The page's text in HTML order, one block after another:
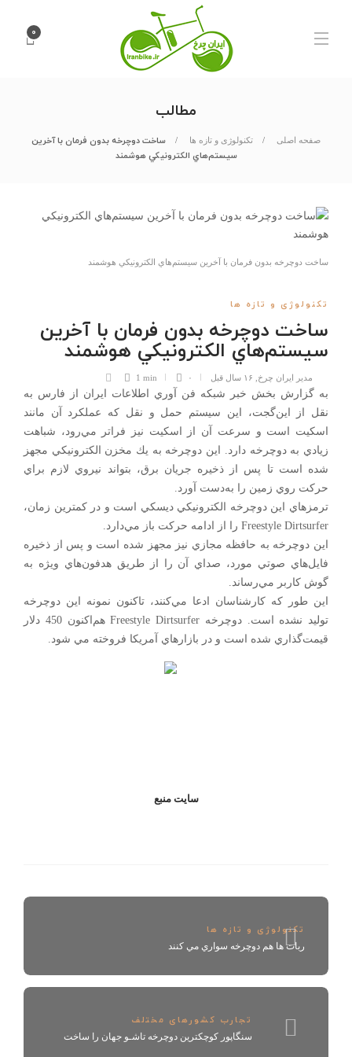
۰
مطالب
صفحه اصلی تکنولوژی و تازه ها
ساخت دوچرخه بدون فرمان با آخرين
سيستم‌هاي الكترونيكي هوشمند
ساخت دوچرخه بدون فرمان با آخرين سيستم‌هاي الكترونيكي هوشمند
تکنولوژی و تازه ها
ساخت دوچرخه بدون فرمان با آخرين
سيستم‌هاي الكترونيكي هوشمند
مدیر ایران چرخ ۱۶ سال قبل ۰ 1 min
به گزارش بخش خبر شبكه فن آوري اطلاعات ايران از فارس به
نقل از اين‌گجت، اين سيستم حمل و نقل كه عملكرد آن مانند
اسكيت است و سرعت آن از اسكيت نيز فراتر مي‌رود، شباهت
زيادي به دوچرخه دارد. اين دوچرخه به يك مخزن الكترونيكي مجهز
شده است تا پس از ذخيره جريان برق، بتواند نيروي لازم براي
حركت روي زمين را به‌دست آورد.
ترمزهاي اين دوچرخه الكترونيكي ديسكي است و در كمترين زمان،
Freestyle Dirtsurfer را از ادامه حركت باز مي‌دارد.
اين دوچرخه به حافظه مجازي نيز مجهز شده است و پس از ذخيره
فايل‌هاي صوتي مورد، صداي آن را از طريق هدفون‌هاي ويژه به
گوش كاربر مي‌رساند.
اين طور كه كارشناسان ادعا مي‌كنند، تاكنون نمونه اين دوچرخه
توليد نشده است. دوچرخه Freestyle Dirtsurfer هم‌اكنون 450 دلار
قيمت‌گذاري شده است و در بازارهاي آمريكا فروخته مي شود.
سايت منبع
تکنولوژی و تازه ها
ربات ها هم دوچرخه سواري مي كنند
تجارب کشورهای مختلف
سنگاپور كوچكترين‎ دوچرخه‎ تاشـو جهان‎ را ساخت‎